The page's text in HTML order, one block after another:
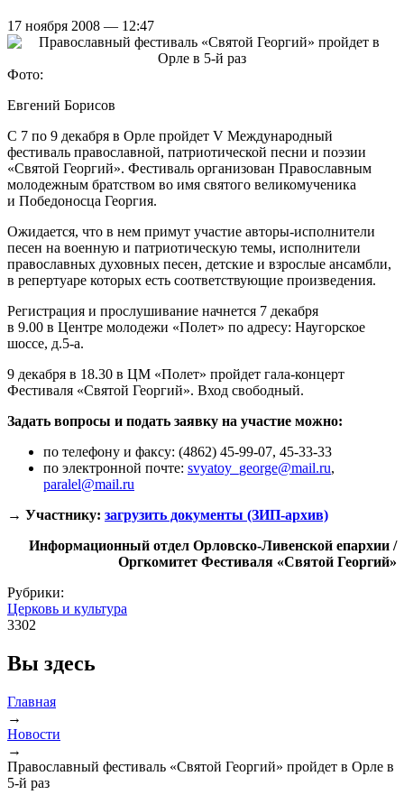
17 ноября 2008 — 12:47
Фото:
Евгений Борисов
С 7 по 9 декабря в Орле пройдет V Международный
фестиваль православной, патриотической песни и поэзии
«Святой Георгий». Фестиваль организован Православным
молодежным братством во имя святого великомученика
и Победоносца Георгия.
Ожидается, что в нем примут участие авторы-исполнители
песен на военную и патриотическую темы, исполнители
православных духовных песен, детские и взрослые ансамбли,
в репертуаре которых есть соответствующие произведения.
Регистрация и прослушивание начнется 7 декабря
в 9.00 в Центре молодежи «Полет» по адресу: Наугорское
шоссе, д.5-а.
9 декабря в 18.30 в ЦМ «Полет» пройдет гала-концерт
Фестиваля «Святой Георгий». Вход свободный.
Задать вопросы и подать заявку на участие можно:
по телефону и факсу: (4862) 45-99-07, 45-33-33
по электронной почте: svyatoy_george@mail.ru,
paralel@mail.ru
→ Участнику: загрузить документы (ЗИП-архив)
Информационный отдел Орловско-Ливенской епархии /
Оргкомитет Фестиваля «Святой Георгий»
Рубрики:
Церковь и культура
3302
Вы здесь
Главная
→
Новости
→
Православный фестиваль «Святой Георгий» пройдет в Орле в
5-й раз